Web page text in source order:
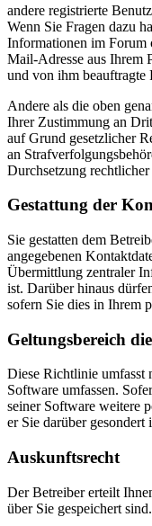
andere registrierte
Wenn Sie Fragen dazu
Informationen im Forum
Mail-Adresse aus Ihrem
und von ihm beauftragte
Andere als die oben
Ihrer Zustimmung an
auf Grund gesetzlicher
an
Durchsetzung
Gestattung der
Sie gestatten dem
angegebenen
Übermittlung zentraler
ist. Darüber hinaus
sofern Sie dies in Ihrem
Geltungsbereich
Diese Richtlinie umfasst
Software umfassen.
seiner Software weitere
er Sie darüber gesondert
Auskunftsrecht
Der Betreiber erteilt
über Sie gespeichert sind.